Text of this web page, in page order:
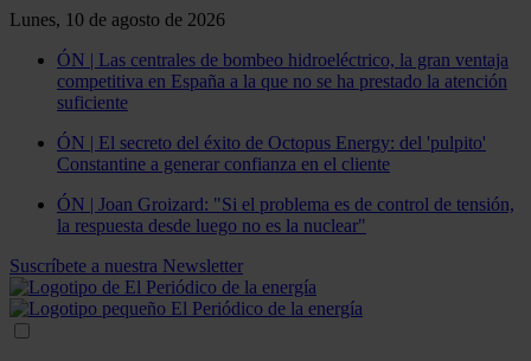
Lunes, 10 de agosto de 2026
ÓN | Las centrales de bombeo hidroeléctrico, la gran ventaja
competitiva en España a la que no se ha prestado la atención
suficiente
ÓN | El secreto del éxito de Octopus Energy: del 'pulpito'
Constantine a generar confianza en el cliente
ÓN | Joan Groizard: "Si el problema es de control de tensión,
la respuesta desde luego no es la nuclear"
Suscríbete a nuestra Newsletter